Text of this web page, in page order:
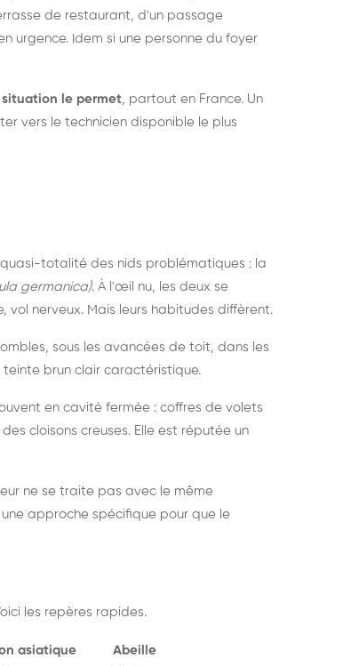
de restaurant, d'un passage
urgence. Idem si une personne du foyer
le permet, partout en France. Un
vers le technicien disponible le plus
totalité des nids problématiques : la
germanica). À l'œil nu, les deux se
vol nerveux. Mais leurs habitudes diffèrent.
sous les avancées de toit, dans les
teinte brun clair caractéristique.
en cavité fermée : coffres de volets
cloisons creuses. Elle est réputée un
ne se traite pas avec le même
approche spécifique pour que le
les repères rapides.
asiatique
Abeille